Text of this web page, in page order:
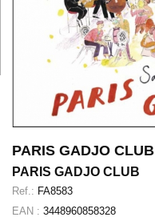
PARIS GADJO CLUB
PARIS GADJO CLUB
Ref.: FA8583
EAN : 3448960858328